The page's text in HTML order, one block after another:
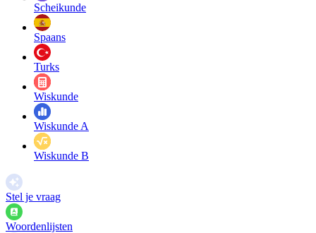
Scheikunde
Spaans
Turks
Wiskunde
Wiskunde A
Wiskunde B
Stel je vraag
Woordenlijsten